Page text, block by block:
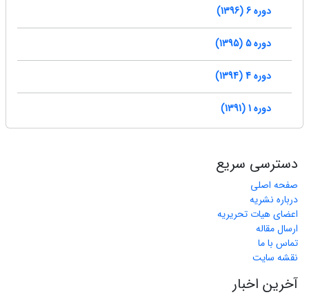
دوره 6 (1396)
دوره 5 (1395)
دوره 4 (1394)
دوره 1 (1391)
دسترسی سریع
صفحه اصلی
درباره نشریه
اعضای هیات تحریریه
ارسال مقاله
تماس با ما
نقشه سایت
آخرین اخبار